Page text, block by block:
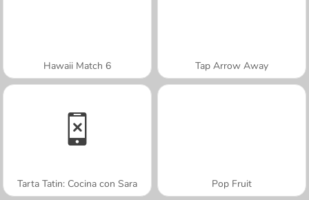
Hawaii Match 6 Tap Arrow Away
Tarta Tatin: Cocina con Sara Pop Fruit